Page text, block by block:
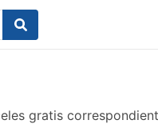
gratis